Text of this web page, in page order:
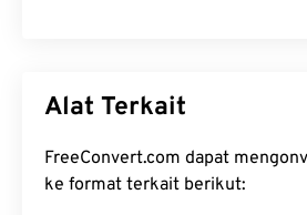
Alat Terkait
FreeConvert.com dapat
ke format terkait berikut: